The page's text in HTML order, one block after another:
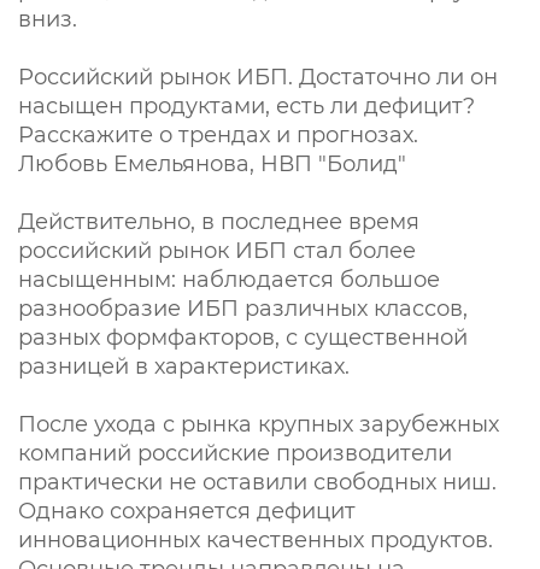
вниз.
Российский рынок ИБП. Достаточно ли он
насыщен продуктами, есть ли дефицит?
Расскажите о трендах и прогнозах.
Любовь Емельянова, НВП "Болид"
Действительно, в последнее время
российский рынок ИБП стал более
насыщенным: наблюдается большое
разнообразие ИБП различных классов,
разных формфакторов, с существенной
разницей в характеристиках.
После ухода с рынка крупных зарубежных
компаний российские производители
практически не оставили свободных ниш.
Однако сохраняется дефицит
инновационных качественных продуктов.